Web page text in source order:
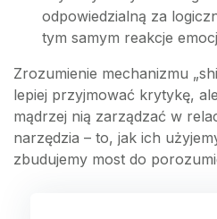
odpowiedzialną za
tym samym reakcje
Zrozumienie mechanizmu
lepiej przyjmować krytykę,
mądrzej nią zarządzać w
narzędzia – to, jak ich
zbudujemy most do